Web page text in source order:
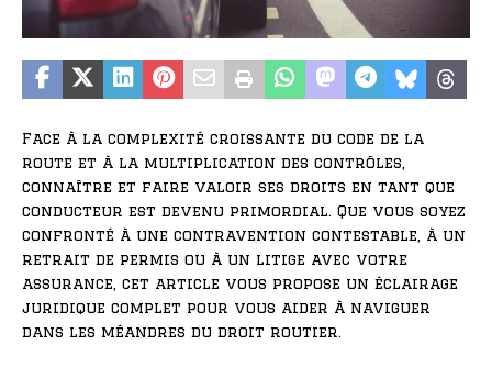
Face à la complexité croissante du code de la
route et à la multiplication des contrôles,
connaître et faire valoir ses droits en tant que
conducteur est devenu primordial. Que vous soyez
confronté à une contravention contestable, à un
retrait de permis ou à un litige avec votre
assurance, cet article vous propose un éclairage
juridique complet pour vous aider à naviguer
dans les méandres du droit routier.